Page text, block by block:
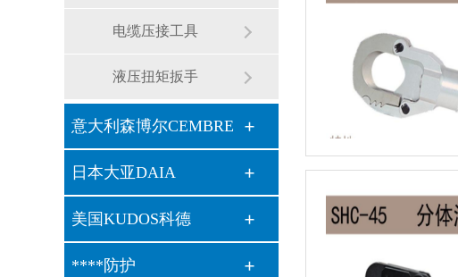
电缆压接工具
液压扭矩扳手
意大利森博尔CEMBRE
日本大亚DAIA
美国KUDOS科德
****防护